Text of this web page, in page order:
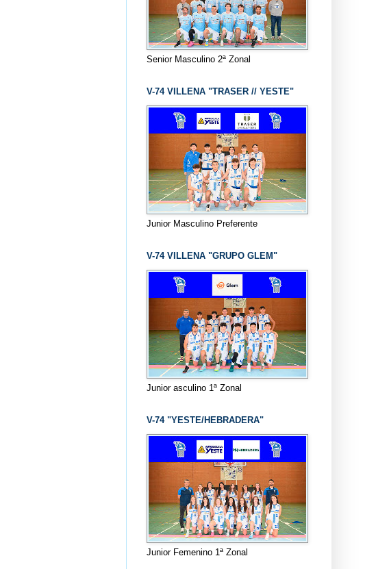
Senior Masculino 2ª Zonal
V-74 VILLENA "TRASER // YESTE"
Junior Masculino Preferente
V-74 VILLENA "GRUPO GLEM"
Junior asculino 1ª Zonal
V-74 "YESTE/HEBRADERA"
Junior Femenino 1ª Zonal